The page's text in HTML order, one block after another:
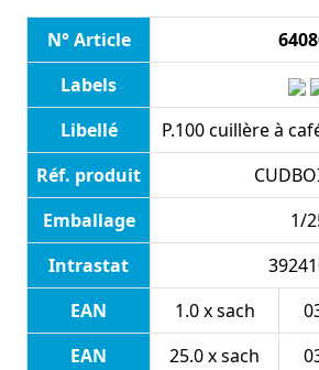
N° Article
Labels
Libellé
P.100 cuillère à
Réf. produit
Emballage
1/
Intrastat
EAN
1.0 x sach
EAN
25.0 x sach